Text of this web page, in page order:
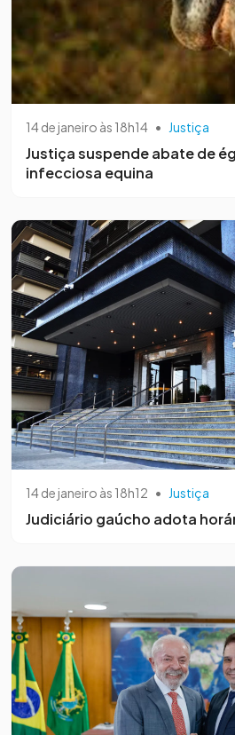
14 de janeiro às 18h14 • Justiça
Justiça suspende abate de
infecciosa equina
14 de janeiro às 18h12 • Justiça
Judiciário gaúcho adota